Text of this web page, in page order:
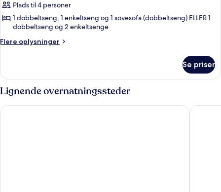
Familieværelse
-
udsigt
til
Plads til 4 personer
1 dobbeltseng, 1 enkeltseng og 1 sovesofa (dobbeltseng) ELLER 1
dobbeltseng og 2 enkeltsenge
Flere oplysninger
Flere
-
udsigt
til
pool
Se priser
Lignende overnatningssteder
Aydinbey Gold Dreams - Ultra All Inclusive AQI